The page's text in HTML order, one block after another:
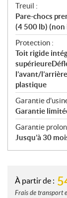
Treuil :
Pare-chocs
(4 500 lb) (non
Protection :
Toit rigide
l’avant/
plastique
Garantie
Garantie
Garantie
Jusqu’à 30
À partir de :
Frais de transport